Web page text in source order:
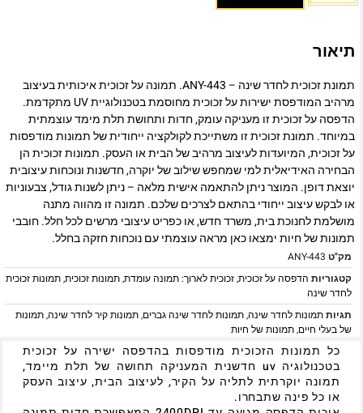
תיאור
תמונת זכוכית לחדר שינה – ANY-443. תמונה על זכוכית איכותית בעיצוב
מרהיב המודפסת ישירות על זכוכית מחוסמת בטכנולוגיית UV מתקדמת.
הדפסה על זכוכית זו מעניקה עומק, חדות ותחושת תלת מימד עוצמתית
במיוחד. תמונת זכוכית זו משתייכת לקולקציה ייחודית של תמונות מודפסות
על זכוכית, המיועדות לעיצוב מרהיב של הבית או העסק. תמונות זכוכית הן
הבחירה האידיאלית למי שמחפש שילוב של יוקרה, חדשנות ונוכחות עיצובית
יוצאת דופן. המוצר ניתן להתאמה אישית מלאה – ניתן לשנות גודל, צבעוניות
או לבקש עיצוב ייחודי בהתאם לצרכים שלכם. תמונה זו מהווה מתנה
מושלמת לחנוכת בית, משרד חדש, או כפריט עיצובי מרשים לכל חלל. חובבי
תמונות של חיות ימצאו כאן מראה עוצמתי עם נוכחות חזקה בחלל.
מק"ט ANY-443
קטגוריות הדפסה על זכוכית,זכוכית לארוך: תמונה עומדת,תמונות זכוכית,תמונות זכוכית
לחדר שינה
תגיותתמונות לחדר שינה,תמונות לחדר שינה גברים,תמונות קיר לחדר שינה,תמונות
של בעלי חיים,תמונות של חיות
כל תמונות הזכוכית מודפסות בהדפסה ישירה על זכוכית
בטכנולוגיה uv חדשנית המעניקה תחושה של תלת מיימד,
תמונה יוקרתית לתליה על הקיר, לעיצוב הבית, עיצוב העסק
או כל פינה שתבחרו.